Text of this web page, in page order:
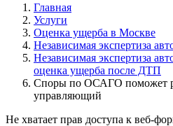
Главная
Услуги
Оценка ущерба в Москве
Независимая экспертиза
Независимая экспертиза
оценка ущерба после ДТП
Споры по ОСАГО поможет
управляющий
Не хватает прав доступа к веб-